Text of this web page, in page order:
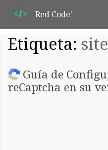
Red Code'
Etiqueta:
Guía de
reCaptcha en su